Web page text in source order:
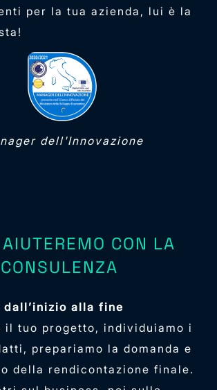
per la tua azienda, lui è la
dell'Innovazione
CON LA
alla fine
il tuo progetto, individuiamo i
prepariamo la domanda e
della rendicontazione finale.